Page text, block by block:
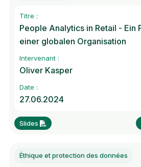
Titre :
People Analytics in Retail - Ein
einer globalen Organisation
Intervenant :
Oliver Kasper
Date :
27.06.2024
Slides
Éthique et protection des données